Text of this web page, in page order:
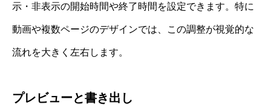
示・非表示の開始時間や終了時間を設定できます。特に
動画や複数ページのデザインでは、この調整が視覚的な
流れを大きく左右します。
プレビューと書き出し